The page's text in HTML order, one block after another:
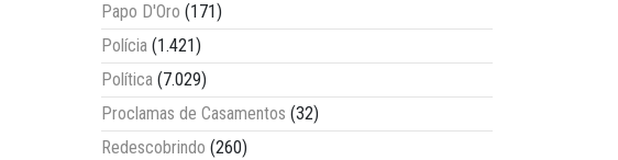
Papo D'Oro (171)
Polícia (1.421)
Política (7.029)
Proclamas de Casamentos (32)
Redescobrindo (260)